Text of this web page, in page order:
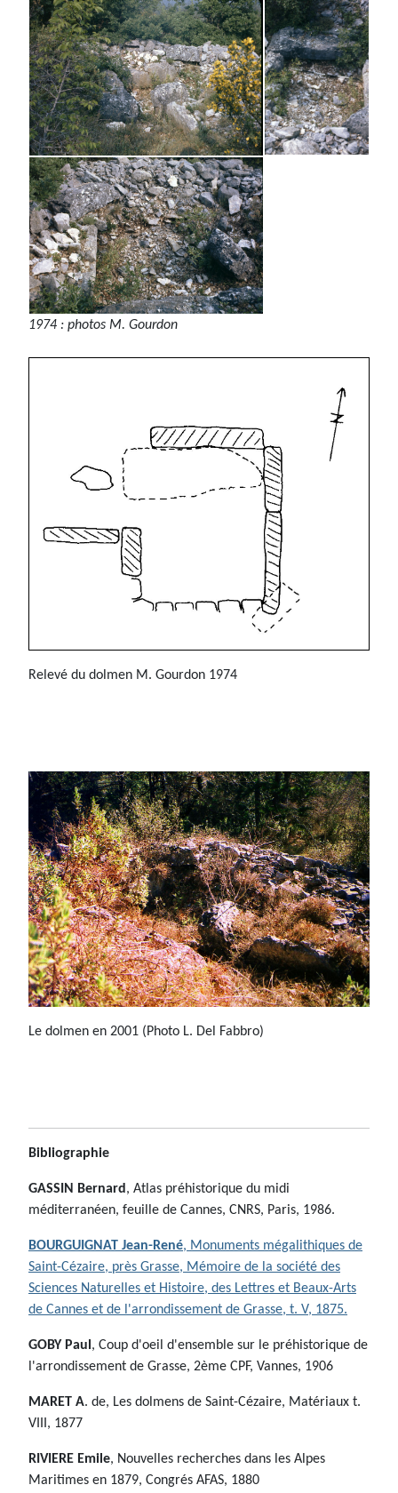
1974 : photos M. Gourdon
Relevé du dolmen M. Gourdon 1974
Le dolmen en 2001 (Photo L. Del Fabbro)
Bibliographie
GASSIN Bernard , Atlas préhistorique du midi
méditerranéen, feuille de Cannes, CNRS, Paris, 1986.
BOURGUIGNAT Jean-René, Monuments mégalithiques de
Saint-Cézaire, près Grasse, Mémoire de la société des
Sciences Naturelles et Histoire, des Lettres et Beaux-Arts
de Cannes et de l'arrondissement de Grasse, t. V, 1875.
GOBY Paul , Coup d'oeil d'ensemble sur le préhistorique de
l'arrondissement de Grasse, 2ème CPF, Vannes, 1906
MARET A. de, Les dolmens de Saint-Cézaire, Matériaux t.
VIII, 1877
RIVIERE Emile, Nouvelles recherches dans les Alpes
Maritimes en 1879, Congrés AFAS, 1880